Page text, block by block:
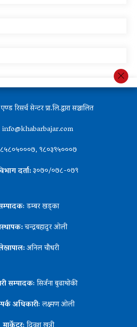
रिसर्च सेन्टर प्रा.लि.द्वारा सञ्चालित
info@khabarbajar.com
९८०३९५०००७
दर्ता:३०७०/०७८-०७९
डम्बर खड्का
चन्द्रबहादुर ओली
अनिल चौधरी
सम्पादकःसिर्जना बुढाथोकी
अधिकारीःलक्ष्मण ओली